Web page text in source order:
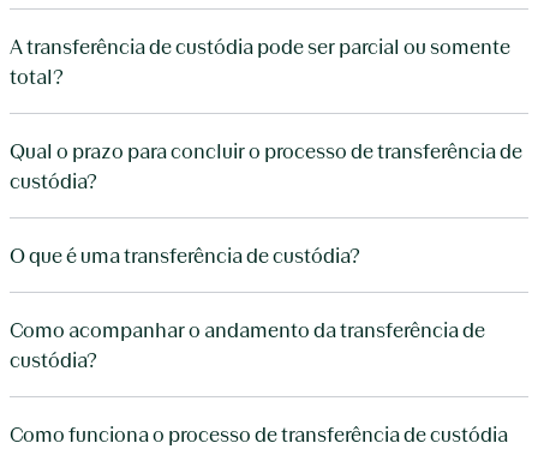
A transferência de custódia pode ser parcial ou somente
total?
Qual o prazo para concluir o processo de transferência de
custódia?
O que é uma transferência de custódia?
Como acompanhar o andamento da transferência de
custódia?
Como funciona o processo de transferência de custódia